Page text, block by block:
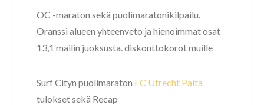
OC -maraton sekä puolimaratonikilpailu.
Oranssi alueen yhteenveto ja hienoimmat osat
13,1 mailin juoksusta. diskonttokorot muille
Surf Cityn puolimaraton FC Utrecht Paita
tulokset sekä Recap